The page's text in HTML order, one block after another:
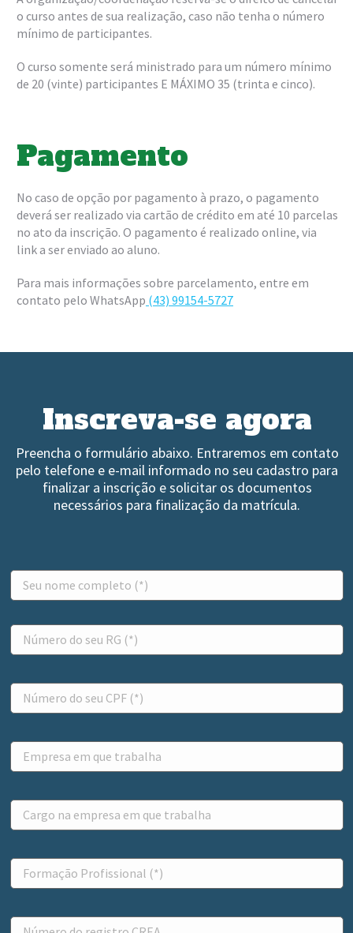
o curso antes de sua realização, caso não tenha o número
mínimo de participantes.
O curso somente será ministrado para um número mínimo
de 20 (vinte) participantes E MÁXIMO 35 (trinta e cinco).
Pagamento
No caso de opção por pagamento à prazo, o pagamento
deverá ser realizado via cartão de crédito em até 10 parcelas
no ato da inscrição. O pagamento é realizado online, via
link a ser enviado ao aluno.
Para mais informações sobre parcelamento, entre em
contato pelo WhatsApp (43) 99154-5727
Inscreva-se agora
Preencha o formulário abaixo. Entraremos em contato
pelo telefone e e-mail informado no seu cadastro para
finalizar a inscrição e solicitar os documentos
necessários para finalização da matrícula.